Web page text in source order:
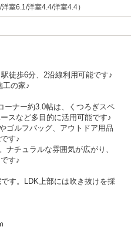
室6.1/洋室4.4/洋室4.4）
徒歩6分、2沿線利用可能です♪
工の家♪
ーナー約3.0帖は、くつろぎスペ
スなど多目的に活用可能です♪
ゴルフバッグ、アウトドア用品
す♪
チュラルな雰囲気が広がり、
す♪
す。LDK上部には吹き抜けを採